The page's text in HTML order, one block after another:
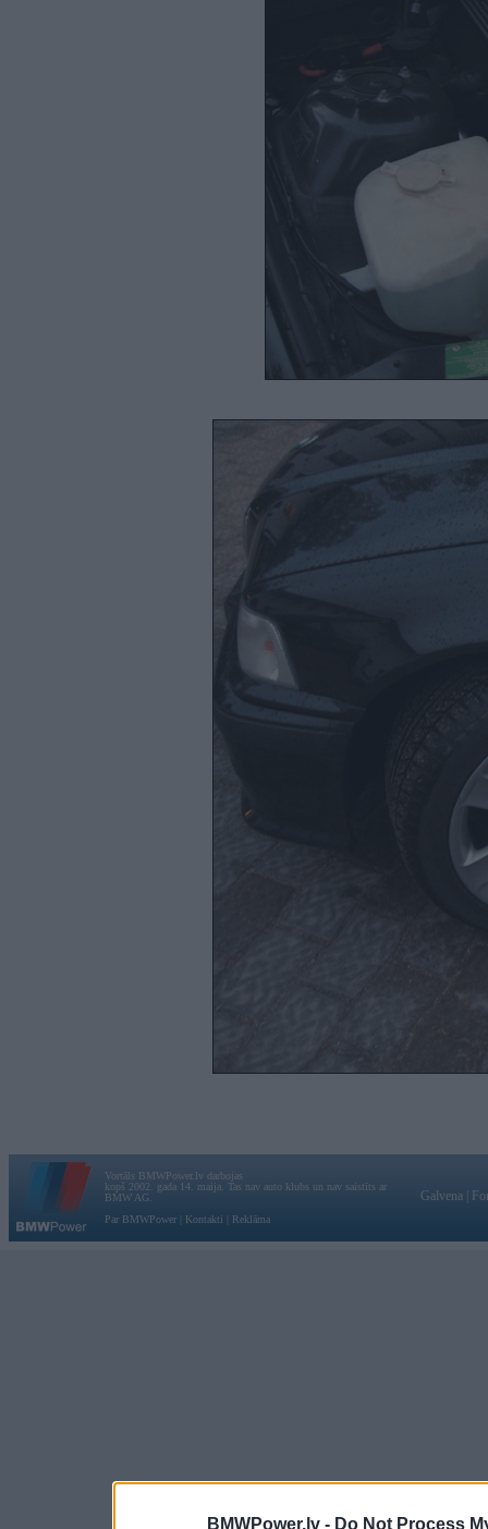
BMWPower.lv - Do Not Process
Vortāls BMWPower.lv darbojas
kopš 2002. gada 14. maija. Tas nav auto klubs un nav saistīts ar
BMW AG.
Par BMWPower
Kontakti Reklāma
Galvena